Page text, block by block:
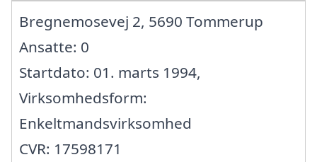
Bregnemosevej 2, 5690 Tommerup
Ansatte: 0
Startdato: 01. marts 1994,
Virksomhedsform:
Enkeltmandsvirksomhed
CVR: 17598171